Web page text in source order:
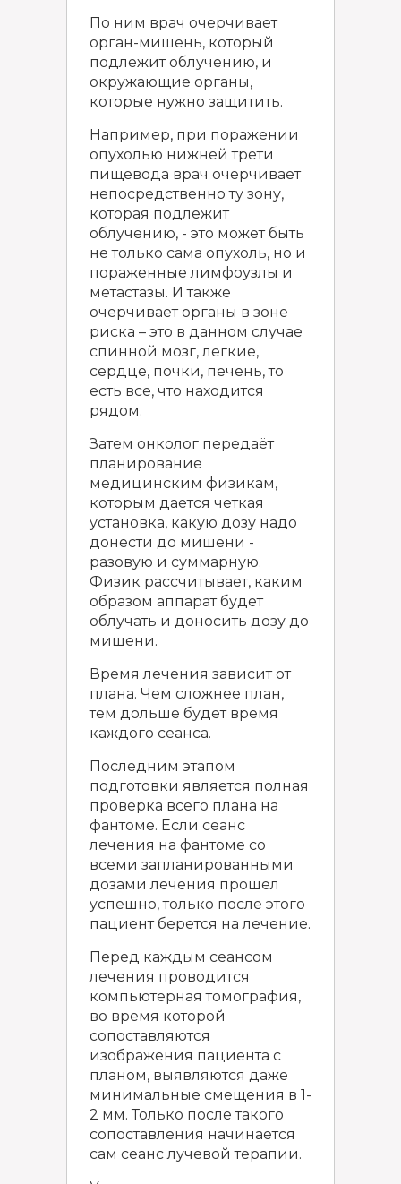
По ним врач очерчивает
орган-мишень, который
подлежит облучению, и
окружающие органы,
которые нужно защитить.
Например, при поражении
опухолью нижней трети
пищевода врач очерчивает
непосредственно ту зону,
которая подлежит
облучению, - это может быть
не только сама опухоль, но и
пораженные лимфоузлы и
метастазы. И также
очерчивает органы в зоне
риска – это в данном случае
спинной мозг, легкие,
сердце, почки, печень, то
есть все, что находится
рядом.
Затем онколог передаёт
планирование
медицинским физикам,
которым дается четкая
установка, какую дозу надо
донести до мишени -
разовую и суммарную.
Физик рассчитывает, каким
образом аппарат будет
облучать и доносить дозу до
мишени.
Время лечения зависит от
плана. Чем сложнее план,
тем дольше будет время
каждого сеанса.
Последним этапом
подготовки является полная
проверка всего плана на
фантоме. Если сеанс
лечения на фантоме со
всеми запланированными
дозами лечения прошел
успешно, только после этого
пациент берется на лечение.
Перед каждым сеансом
лечения проводится
компьютерная томография,
во время которой
сопоставляются
изображения пациента с
планом, выявляются даже
минимальные смещения в 1-
2 мм. Только после такого
сопоставления начинается
сам сеанс лучевой терапии.